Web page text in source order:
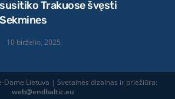
susitiko Trakuose švęsti
Sekmines
10 birželio, 2025
Dame Lietuva | Svetainės dizainas ir priežiūra:
web@endbaltic.eu